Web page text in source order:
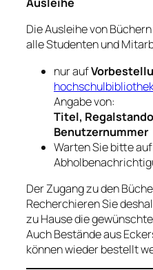
Die Ausleihe von
alle Studenten und
nur auf
Angabe von:
Titel,
Benutzernummer
Warten Sie bitte
Der Zugang zu den
Recherchieren Sie
zu Hause die
Auch Bestände aus
können wieder bestellt